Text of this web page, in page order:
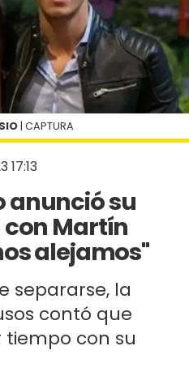
17:13
anunció su
Martín
alejamos"
separarse, la
contó que
con su
| CAPTURA